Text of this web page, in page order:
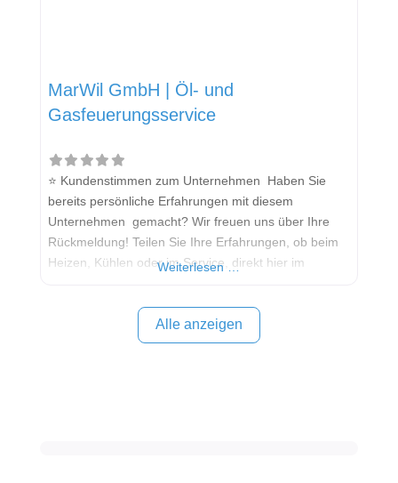
MarWil GmbH | Öl- und
Gasfeuerungsservice
⭐ Kundenstimmen zum Unternehmen Haben Sie
bereits persönliche Erfahrungen mit diesem
Unternehmen gemacht? Wir freuen uns über Ihre
Rückmeldung! Teilen Sie Ihre Erfahrungen, ob beim
Heizen, Kühlen oder im Service, direkt hier im
Sollten Sie eine kritische Meinung äußern, so geben
Sie diese bitte mit konkreten Details an und bleiben
Weiterlesen …
Alle anzeigen